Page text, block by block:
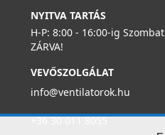
NYITVA TARTÁS
H-P: 8:00 - 16:00-ig
ZÁRVA!
VEVŐSZOLGÁLAT
info@ventilatorok.hu
+36 30 011 8055